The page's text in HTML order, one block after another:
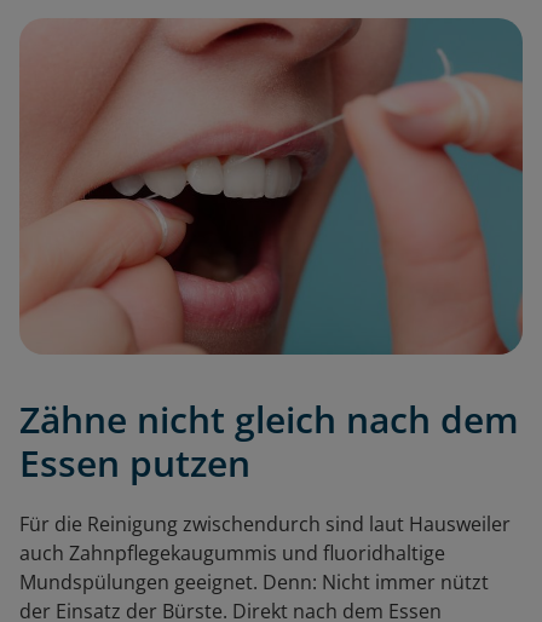
Zähne nicht gleich nach dem
Essen putzen
Für die Reinigung zwischendurch sind laut Hausweiler
auch Zahnpflegekaugummis und fluoridhaltige
Mundspülungen geeignet. Denn: Nicht immer nützt
der Einsatz der Bürste. Direkt nach dem Essen